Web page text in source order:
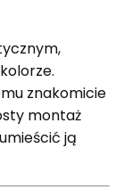
znakomicie
montaż
ją